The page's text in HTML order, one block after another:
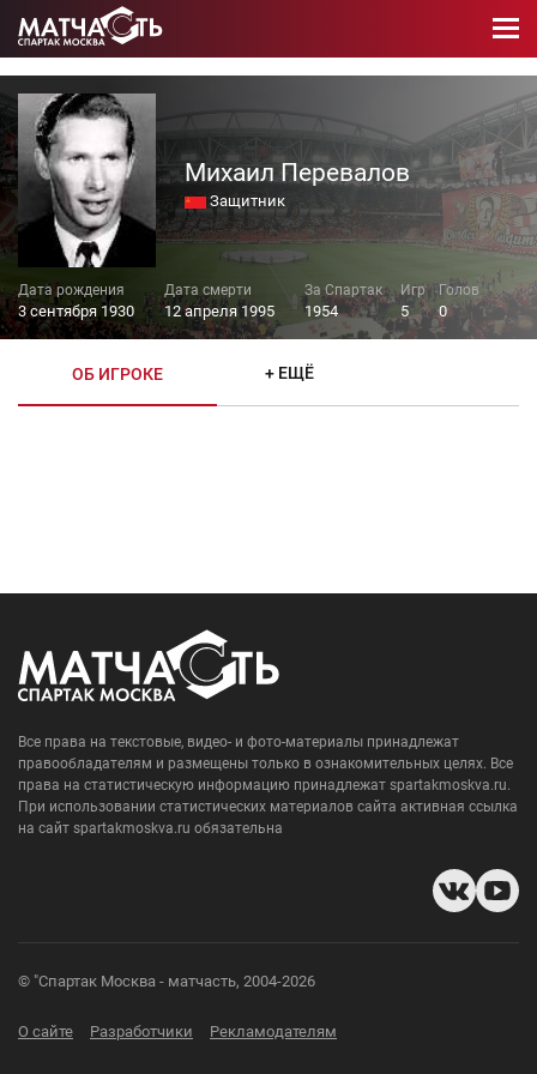
Михаил Перевалов
Защитник
3 сентября 1930 12 апреля 1995 1954 5 0
ОБ ИГРОКЕ + ЕЩЁ
Все права на текстовые, видео- и фото-материалы принадлежат
правообладателям и размещены только в ознакомительных целях. Все
права на статистическую информацию принадлежат spartakmoskva.ru.
При использовании статистических материалов сайта активная ссылка
на сайт spartakmoskva.ru обязательна
© "Спартак Москва - матчасть, 2004-2026
О сайте Разработчики Рекламодателям